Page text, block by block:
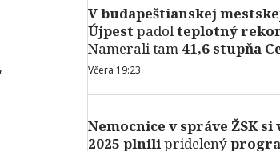
Vbudapeštianskej
Újpestpadolteplotný
Namerali tam 41,6 stupňa
Včera 19:23
Nemocnice v správe ŽSK
2025 plnilipridelený